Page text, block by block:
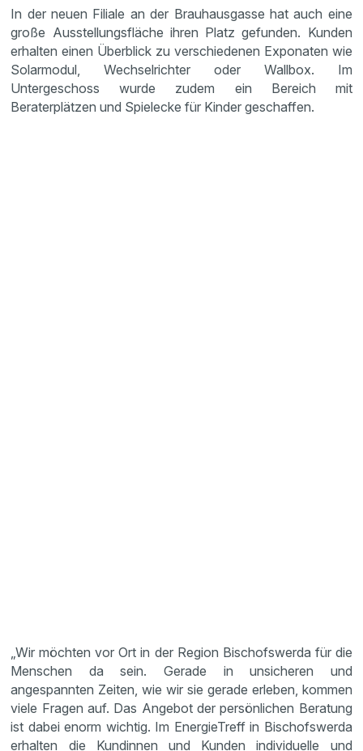
In der neuen Filiale an der Brauhausgasse hat auch eine
große Ausstellungsfläche ihren Platz gefunden. Kunden
erhalten einen Überblick zu verschiedenen Exponaten wie
Solarmodul, Wechselrichter oder Wallbox. Im
Untergeschoss wurde zudem ein Bereich mit
Beraterplätzen und Spielecke für Kinder geschaffen.
„Wir möchten vor Ort in der Region Bischofswerda für die
Menschen da sein. Gerade in unsicheren und
angespannten Zeiten, wie wir sie gerade erleben, kommen
viele Fragen auf. Das Angebot der persönlichen Beratung
ist dabei enorm wichtig. Im EnergieTreff in Bischofswerda
erhalten die Kundinnen und Kunden individuelle und